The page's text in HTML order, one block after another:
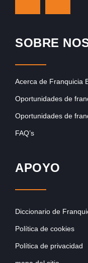
SOBRE
Acerca de Franquicia
Oportunidades de
Oportunidades de
FAQ’s
APOYO
Diccionario de
Política de cookies
Política de privacidad